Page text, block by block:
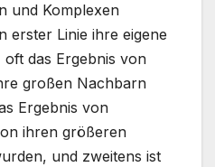
und Komplexen
erster Linie ihre eigene
das Ergebnis von
großen Nachbarn
Ergebnis von
ihren größeren
und zweitens ist